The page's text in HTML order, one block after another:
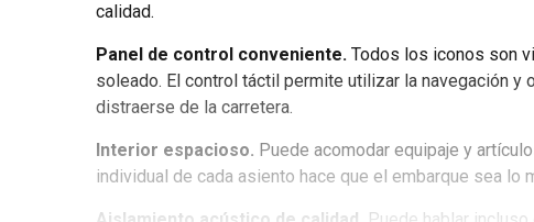
calidad.
Panel de control conveniente. Todos los iconos son
soleado. El control táctil permite utilizar la navegación y
distraerse de la carretera.
Interior espacioso. Puede acomodar equipaje y
individual de cada asiento hace que el embarque sea lo